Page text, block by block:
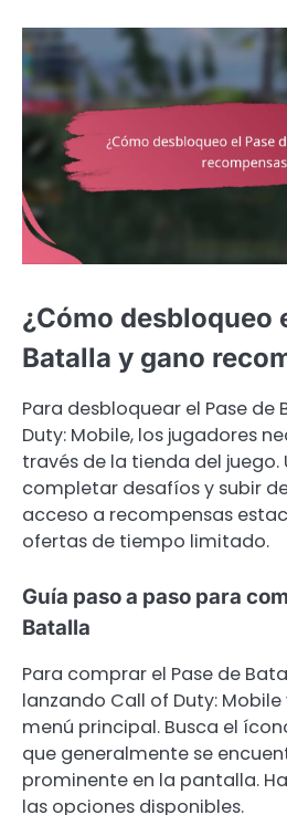
¿Cómo desbloqueo
Batalla y gano
Para desbloquear el Pase de
Duty: Mobile, los jugadores
través de la tienda del juego.
completar desafíos y subir
acceso a recompensas
ofertas de tiempo limitado.
Guía paso a paso para
Batalla
Para comprar el Pase de
lanzando Call of Duty:
menú principal. Busca el
que generalmente se
prominente en la pantalla.
las opciones disponibles.